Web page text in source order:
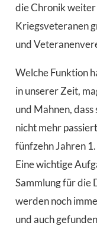
die Chronik
Kriegsveteranen
und
Welche Funktion
in unserer Zeit,
und Mahnen,
nicht mehr
fünfzehn Jahren
Eine wichtige
Sammlung für die
werden noch
und auch